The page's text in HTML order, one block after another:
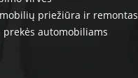
priežiūra ir remontas
prekės automobiliams